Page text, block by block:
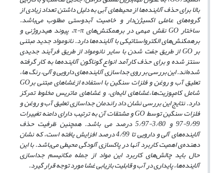
بالا برای حذف آلاینده‌ها از محیط‌های آبی به دلیل داشتن تعداد زیادی از
گروه‌های عاملی اکسیژن‌دار و خاصیت آبدوستی مطلوب می‌باشد.
ساختار GO نقش مهمی در برهمکنش‌های π-π، پیوند هیدروژنی و
برهمکنش‌های الکترواستاتیکی با آلاینده‌ها دارد. نانومواد جدید مبتنی
بر GO از طریق جفت شدن با سایر نانومواد از طریق فرآیند جدیدی
سنتز شده و برای حذف کارآمد انواع گوناگون آلاینده‌ها به کار گرفته
شده‌اند. این بررسی بر روی جداسازی آلاینده‌های دارویی و آلی، رنگ ها،
تعلیق آب و روغن و فلزات سنگین با استفاده ازغشاهای مبتنی برGO
شامل کامپوزیت‌ها،غشاهای لایه‌ای، و غشاهای ماتریس مخلوط تمرکز
دارد. نتایج این بررسی نشان داد راندمان جداسازی تعلیق آب و روغن و
فلزات سنگین توسط GO و مشتقات آن به ترتیب دارای دامنه تغییرات
9/99-97 و 3/80-5/97 درصد می باشد. همچنین ظرفیت حذف
آلاینده‌های آلی و دارویی تا 4/99 درصد افزایش یافته است، که نشان
دهنده‌ی اهمیت کاربرد آنها در پاکسازی آلودگی محیطی می‌باشد. با این
حال باید چالش‌های کاربرد این مواد از جمله مکانیسم جداسازی
آلاینده‌ها، پایداری در آب و قابلیت بازیابی غشا مورد توجه قرار گیرد.